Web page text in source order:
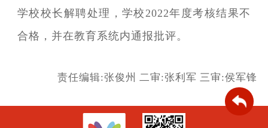
学校校长解聘处理，学校2022年度考核结果不
合格，并在教育系统内通报批评。
责任编辑:张俊州 二审:张利军 三审:侯军锋